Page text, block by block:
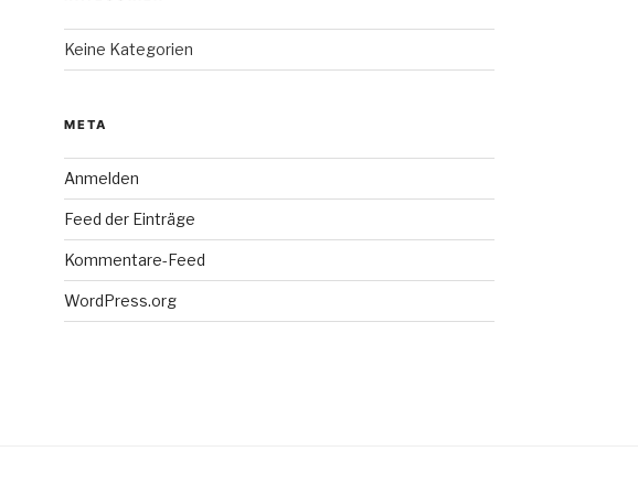
Keine Kategorien
META
Anmelden
Feed der Einträge
Kommentare-Feed
WordPress.org